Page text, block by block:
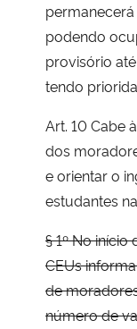
podendo
provisório
tendo
Art. 10 Cabe
dos
e orientar o
estudantes
§ 1º No
CEUs
de
número de